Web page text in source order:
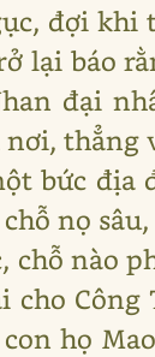
đợi
báo
đại
thẳng
bức địa
nọ
chỗ nào
Công
họ